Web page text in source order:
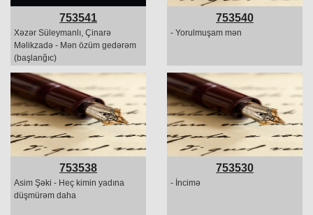
753541
Xəzər Süleymanlı, Çinarə
Məlikzadə - Mən özüm gedərəm
(başlanğıc)
753540
- Yorulmuşam mən
753538
Asim Şəki - Heç kimin yadına
düşmürəm daha
753530
- İncimə